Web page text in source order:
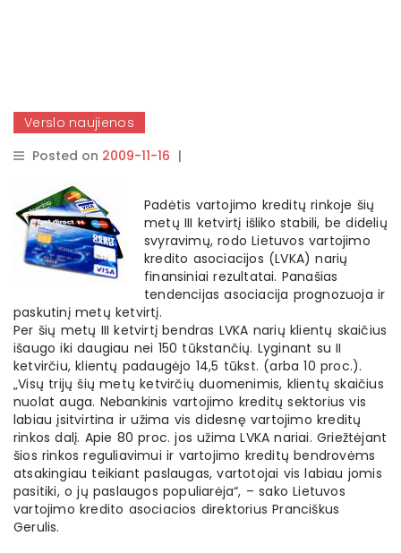
Verslo naujienos
Posted on 2009-11-16 |
Padėtis vartojimo kreditų rinkoje šių
metų III ketvirtį išliko stabili, be didelių
svyravimų, rodo Lietuvos vartojimo
kredito asociacijos (LVKA) narių
finansiniai rezultatai. Panašias
tendencijas asociacija prognozuoja ir
paskutinį metų ketvirtį.
Per šių metų III ketvirtį bendras LVKA narių klientų skaičius
išaugo iki daugiau nei 150 tūkstančių. Lyginant su II
ketvirčiu, klientų padaugėjo 14,5 tūkst. (arba 10 proc.).
„Visų trijų šių metų ketvirčių duomenimis, klientų skaičius
nuolat auga. Nebankinis vartojimo kreditų sektorius vis
labiau įsitvirtina ir užima vis didesnę vartojimo kreditų
rinkos dalį. Apie 80 proc. jos užima LVKA nariai. Griežtėjant
šios rinkos reguliavimui ir vartojimo kreditų bendrovėms
atsakingiau teikiant paslaugas, vartotojai vis labiau jomis
pasitiki, o jų paslaugos populiarėja“, – sako Lietuvos
vartojimo kredito asociacios direktorius Pranciškus
Gerulis.